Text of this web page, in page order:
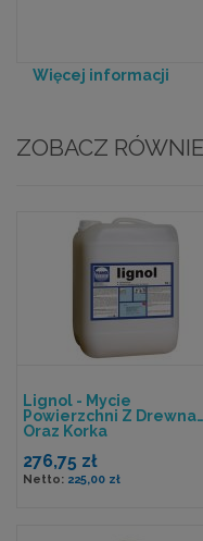
Więcej informacji
ZOBACZ
Lignol - Mycie
Powierzchni Z Drewna
Oraz Korka
276,75 zł
225,00 zł